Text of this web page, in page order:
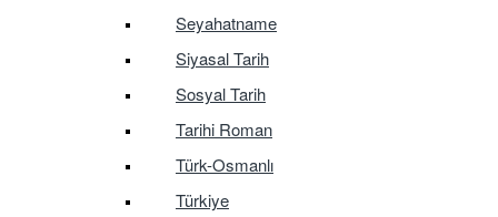
Seyahatname
Siyasal Tarih
Sosyal Tarih
Tarihi Roman
Türk-Osmanlı
Türkiye